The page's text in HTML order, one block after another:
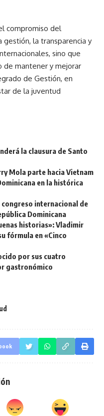
compromiso del
gestión, la transparencia y
sino que
de mantener y mejorar
de Gestión, en
de la juventud
la clausura de Santo
Mola parte hacia Vietnam
en la histórica
internacional de
Dominicana
historias»: Vladimir
fórmula en «Cinco
por sus cuatro
gastronómico